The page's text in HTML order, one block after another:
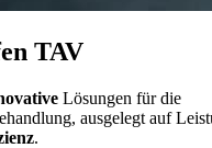
TAV
Lösungen für die
ausgelegt auf
.